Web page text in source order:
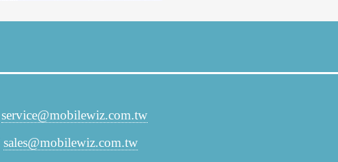
service@mobilewiz.com.tw
sales@mobilewiz.com.tw